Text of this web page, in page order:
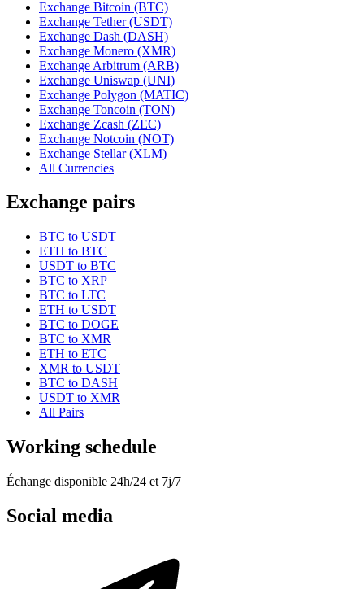
Exchange Bitcoin (BTC)
Exchange Tether (USDT)
Exchange Dash (DASH)
Exchange Monero (XMR)
Exchange Arbitrum (ARB)
Exchange Uniswap (UNI)
Exchange Polygon (MATIC)
Exchange Toncoin (TON)
Exchange Zcash (ZEC)
Exchange Notcoin (NOT)
Exchange Stellar (XLM)
All Currencies
Exchange pairs
BTC to USDT
ETH to BTC
USDT to BTC
BTC to XRP
BTC to LTC
ETH to USDT
BTC to DOGE
BTC to XMR
ETH to ETC
XMR to USDT
BTC to DASH
USDT to XMR
All Pairs
Working schedule
Échange disponible 24h/24 et 7j/7
Social media